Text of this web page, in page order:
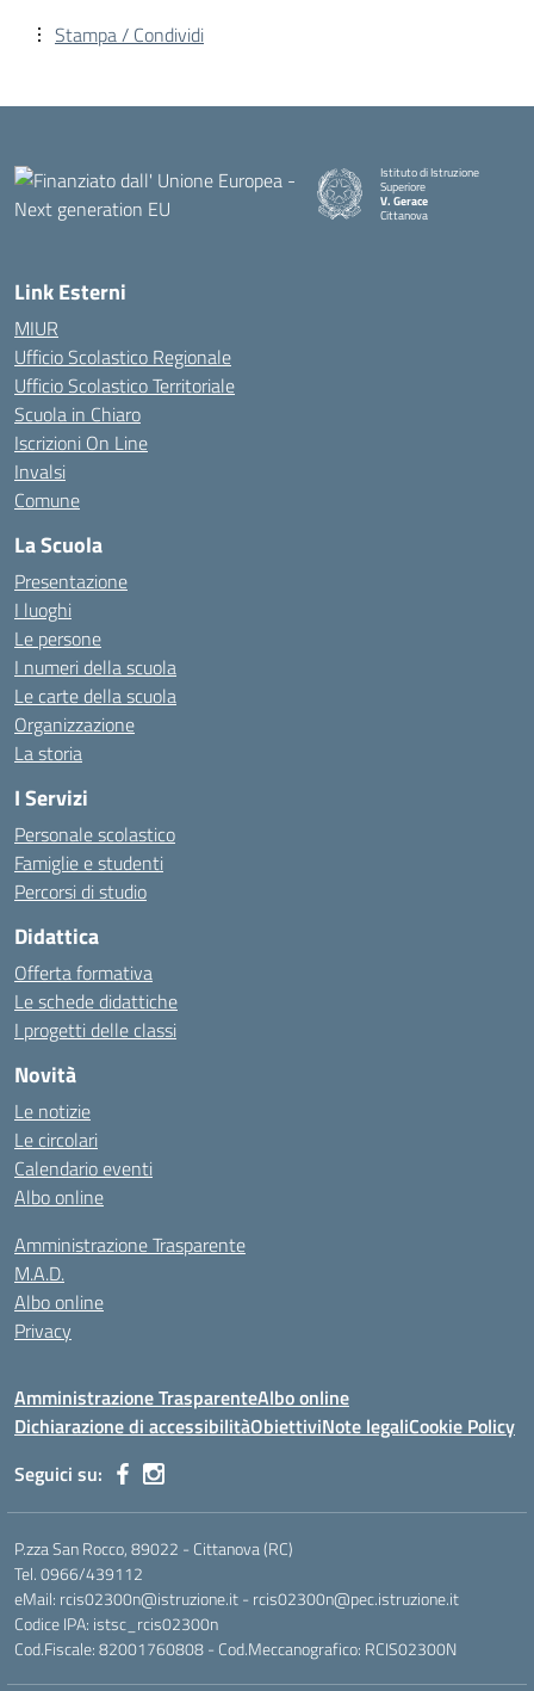
Stampa / Condividi
Istituto di Istruzione
Superiore
V. Gerace
Cittanova
Link Esterni
MIUR
Ufficio Scolastico Regionale
Ufficio Scolastico Territoriale
Scuola in Chiaro
Iscrizioni On Line
Invalsi
Comune
La Scuola
Presentazione
I luoghi
Le persone
I numeri della scuola
Le carte della scuola
Organizzazione
La storia
I Servizi
Personale scolastico
Famiglie e studenti
Percorsi di studio
Didattica
Offerta formativa
Le schede didattiche
I progetti delle classi
Novità
Le notizie
Le circolari
Calendario eventi
Albo online
Amministrazione Trasparente
M.A.D.
Albo online
Privacy
Amministrazione TrasparenteAlbo online
Dichiarazione di accessibilitàObiettiviNote legaliCookie Policy
Seguici su:
P.zza San Rocco, 89022 - Cittanova (RC)
Tel. 0966/439112
eMail: rcis02300n@istruzione.it - rcis02300n@pec.istruzione.it
Codice IPA: istsc_rcis02300n
Cod.Fiscale: 82001760808 - Cod.Meccanografico: RCIS02300N